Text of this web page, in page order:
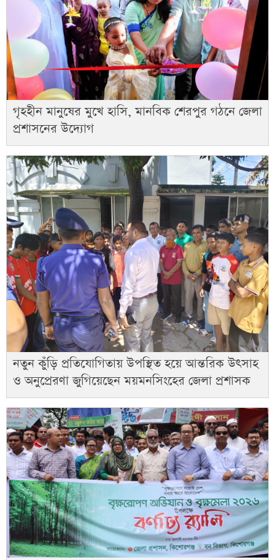
গৃহহীন মানুষের মুখে হাসি, মানবিক শেরপুর গঠনে জেলা
প্রশাসনের উদ্যোগ
নতুন কুঁড়ি প্রতিযোগিতায় উপস্থিত হয়ে আন্তরিক উৎসাহ
ও অনুপ্রেরণা জুগিয়েছেন ময়মনসিংহের জেলা প্রশাসক